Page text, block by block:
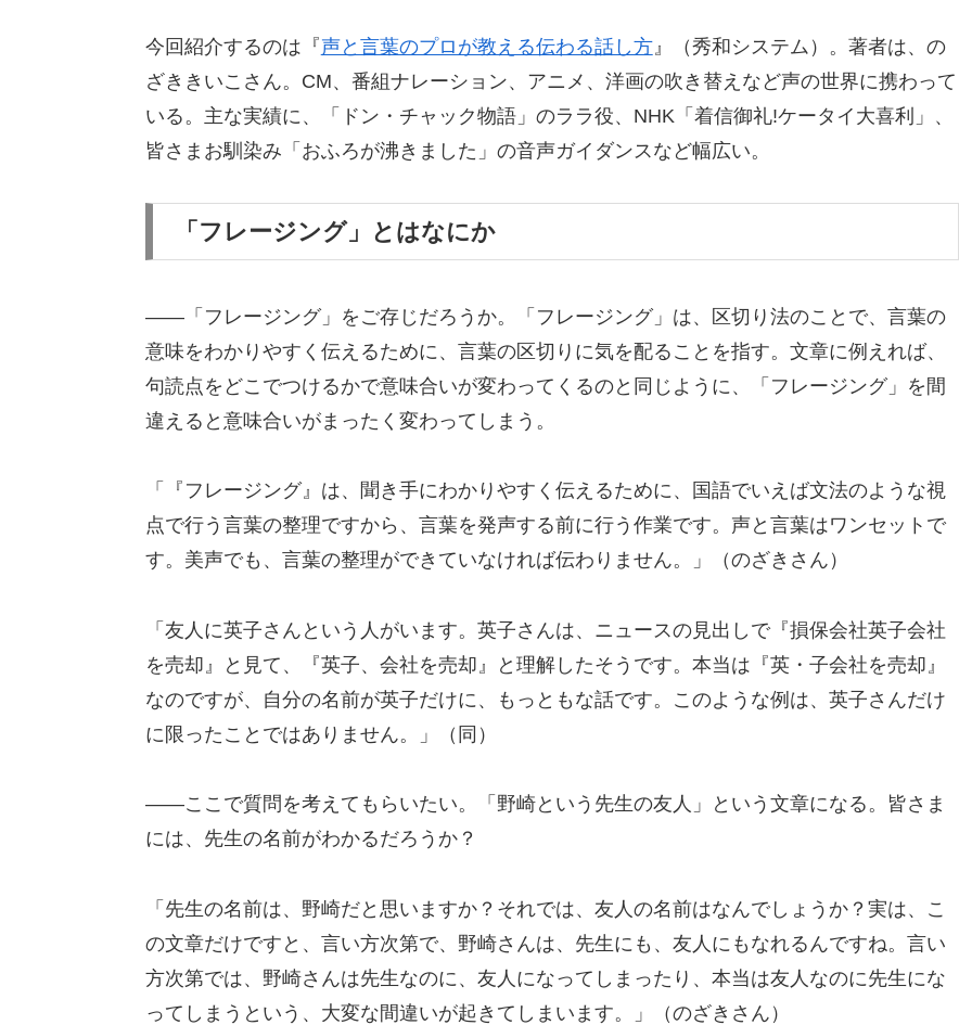
今回紹介するのは『声と言葉のプロが教える伝わる話し方』（秀和システム）。著者は、の
ざききいこさん。CM、番組ナレーション、アニメ、洋画の吹き替えなど声の世界に携わって
いる。主な実績に、「ドン・チャック物語」のララ役、NHK「着信御礼!ケータイ大喜利」、
皆さまお馴染み「おふろが沸きました」の音声ガイダンスなど幅広い。
「フレージング」とはなにか
――「フレージング」をご存じだろうか。「フレージング」は、区切り法のことで、言葉の
意味をわかりやすく伝えるために、言葉の区切りに気を配ることを指す。文章に例えれば、
句読点をどこでつけるかで意味合いが変わってくるのと同じように、「フレージング」を間
違えると意味合いがまったく変わってしまう。
「『フレージング』は、聞き手にわかりやすく伝えるために、国語でいえば文法のような視
点で行う言葉の整理ですから、言葉を発声する前に行う作業です。声と言葉はワンセットで
す。美声でも、言葉の整理ができていなければ伝わりません。」（のざきさん）
「友人に英子さんという人がいます。英子さんは、ニュースの見出しで『損保会社英子会社
を売却』と見て、『英子、会社を売却』と理解したそうです。本当は『英・子会社を売却』
なのですが、自分の名前が英子だけに、もっともな話です。このような例は、英子さんだけ
に限ったことではありません。」（同）
――ここで質問を考えてもらいたい。「野崎という先生の友人」という文章になる。皆さま
には、先生の名前がわかるだろうか？
「先生の名前は、野崎だと思いますか？それでは、友人の名前はなんでしょうか？実は、こ
の文章だけですと、言い方次第で、野崎さんは、先生にも、友人にもなれるんですね。言い
方次第では、野崎さんは先生なのに、友人になってしまったり、本当は友人なのに先生にな
ってしまうという、大変な間違いが起きてしまいます。」（のざきさん）